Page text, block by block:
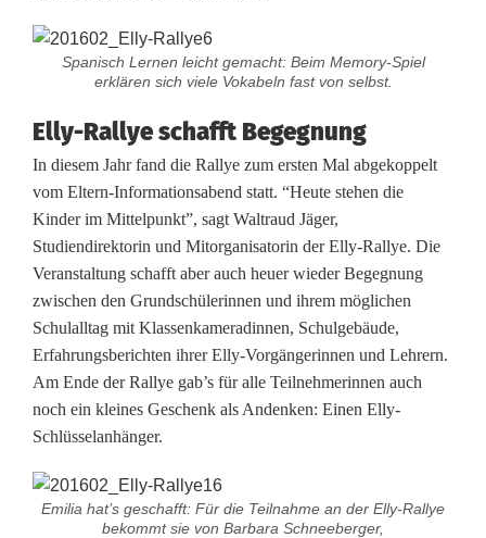
Spanisch Lernen leicht gemacht: Beim Memory-Spiel
erklären sich viele Vokabeln fast von selbst.
Elly-Rallye schafft Begegnung
In diesem Jahr fand die Rallye zum ersten Mal abgekoppelt
vom Eltern-Informationsabend statt. “Heute stehen die
Kinder im Mittelpunkt”, sagt Waltraud Jäger,
Studiendirektorin und Mitorganisatorin der Elly-Rallye. Die
Veranstaltung schafft aber auch heuer wieder Begegnung
zwischen den Grundschülerinnen und ihrem möglichen
Schulalltag mit Klassenkameradinnen, Schulgebäude,
Erfahrungsberichten ihrer Elly-Vorgängerinnen und Lehrern.
Am Ende der Rallye gab’s für alle Teilnehmerinnen auch
noch ein kleines Geschenk als Andenken: Einen Elly-
Schlüsselanhänger.
Emilia hat’s geschafft: Für die Teilnahme an der Elly-Rallye
bekommt sie von Barbara Schneeberger,